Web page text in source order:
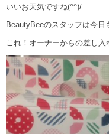
いいお天気ですね(^^)/
BeautyBeeのスタッフは今
これ！オーナーからの差し入